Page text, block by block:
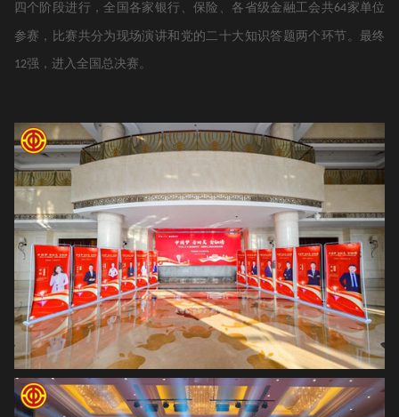
四个阶段进行，全国各家银行、保险、各省级金融工会共64家单位
参赛，比赛共分为现场演讲和党的二十大知识答题两个环节。最终
12强，进入全国总决赛。